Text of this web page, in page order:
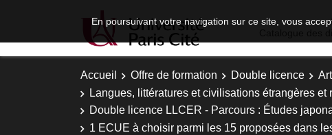
En poursuivant votre navigation sur ce site, vous
Accueil Offre de formation Double licence
Langues, littératures et civilisations étrangères
Double licence LLCER - Parcours : Études
1 ECUE à choisir parmi les 15 proposées dans